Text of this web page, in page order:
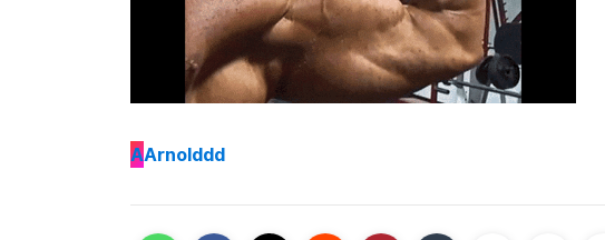
AArnolddd